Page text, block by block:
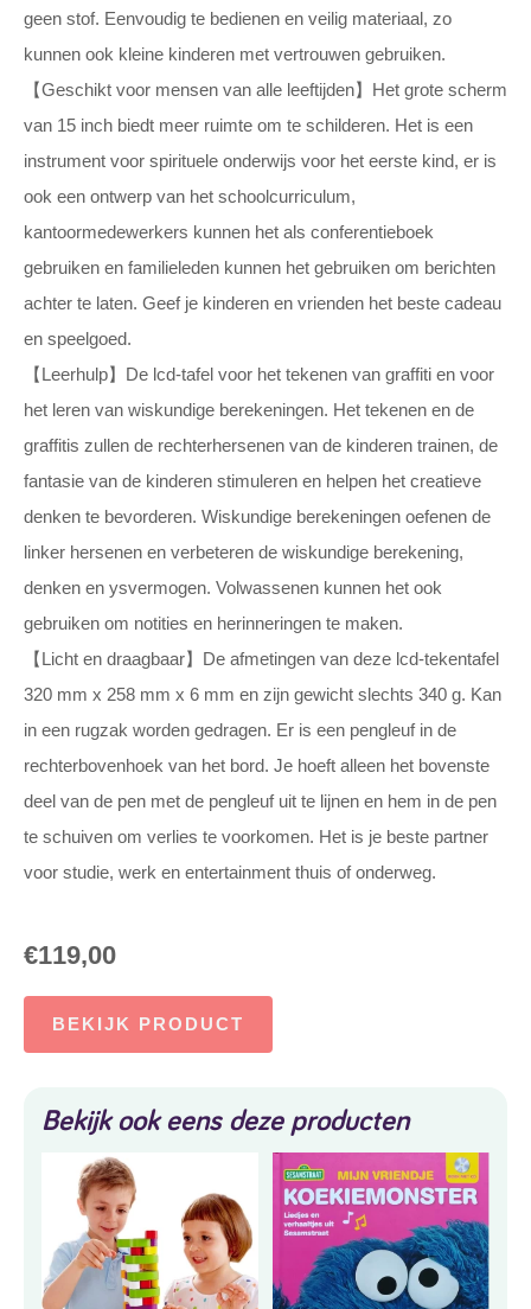
geen stof. Eenvoudig te bedienen en veilig materiaal, zo
kunnen ook kleine kinderen met vertrouwen gebruiken.
【Geschikt voor mensen van alle leeftijden】Het grote scherm
van 15 inch biedt meer ruimte om te schilderen. Het is een
instrument voor spirituele onderwijs voor het eerste kind, er is
ook een ontwerp van het schoolcurriculum,
kantoormedewerkers kunnen het als conferentieboek
gebruiken en familieleden kunnen het gebruiken om berichten
achter te laten. Geef je kinderen en vrienden het beste cadeau
en speelgoed.
【Leerhulp】De lcd-tafel voor het tekenen van graffiti en voor
het leren van wiskundige berekeningen. Het tekenen en de
graffitis zullen de rechterhersenen van de kinderen trainen, de
fantasie van de kinderen stimuleren en helpen het creatieve
denken te bevorderen. Wiskundige berekeningen oefenen de
linker hersenen en verbeteren de wiskundige berekening,
denken en ysvermogen. Volwassenen kunnen het ook
gebruiken om notities en herinneringen te maken.
【Licht en draagbaar】De afmetingen van deze lcd-tekentafel
320 mm x 258 mm x 6 mm en zijn gewicht slechts 340 g. Kan
in een rugzak worden gedragen. Er is een pengleuf in de
rechterbovenhoek van het bord. Je hoeft alleen het bovenste
deel van de pen met de pengleuf uit te lijnen en hem in de pen
te schuiven om verlies te voorkomen. Het is je beste partner
voor studie, werk en entertainment thuis of onderweg.
€119,00
BEKIJK PRODUCT
Bekijk ook eens deze producten